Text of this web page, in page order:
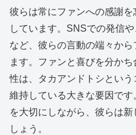
彼らは常にファンへの感謝
しています。SNSでの発信
など、彼らの言動の端々か
ます。ファンと喜びを分か
性は、タカアンドトシとい
維持している大きな要因で
を大切にしながら、彼らは
しょう。